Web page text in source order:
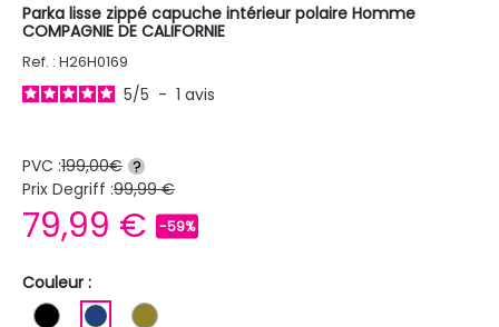
Parka lisse zippé capuche intérieur polaire Homme
COMPAGNIE DE CALIFORNIE
Ref. : H26H0169
5/5 - 1 avis
PVC :199,00€ ?
Prix Degriff :99,99 €
79,99 € -59%
Couleur :
NOIR BLEU FONCE
KAKI